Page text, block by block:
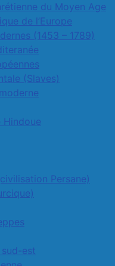
du Moyen Age
de l’Europe
(1453 – 1789)
(Slaves)
Hindoue
Persane)
est